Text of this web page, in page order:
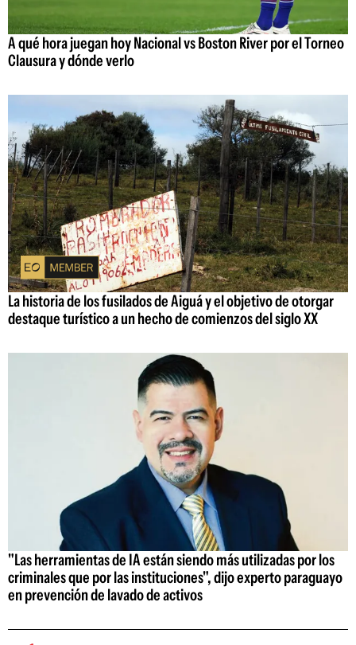
A qué hora juegan hoy Nacional vs Boston River por el Torneo
Clausura y dónde verlo
La historia de los fusilados de Aiguá y el objetivo de otorgar
destaque turístico a un hecho de comienzos del siglo XX
"Las herramientas de IA están siendo más utilizadas por los
criminales que por las instituciones", dijo experto paraguayo
en prevención de lavado de activos